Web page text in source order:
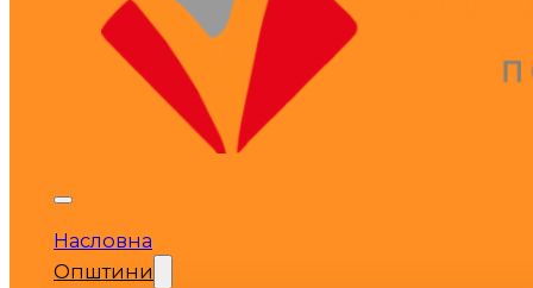
Насловна
Општини